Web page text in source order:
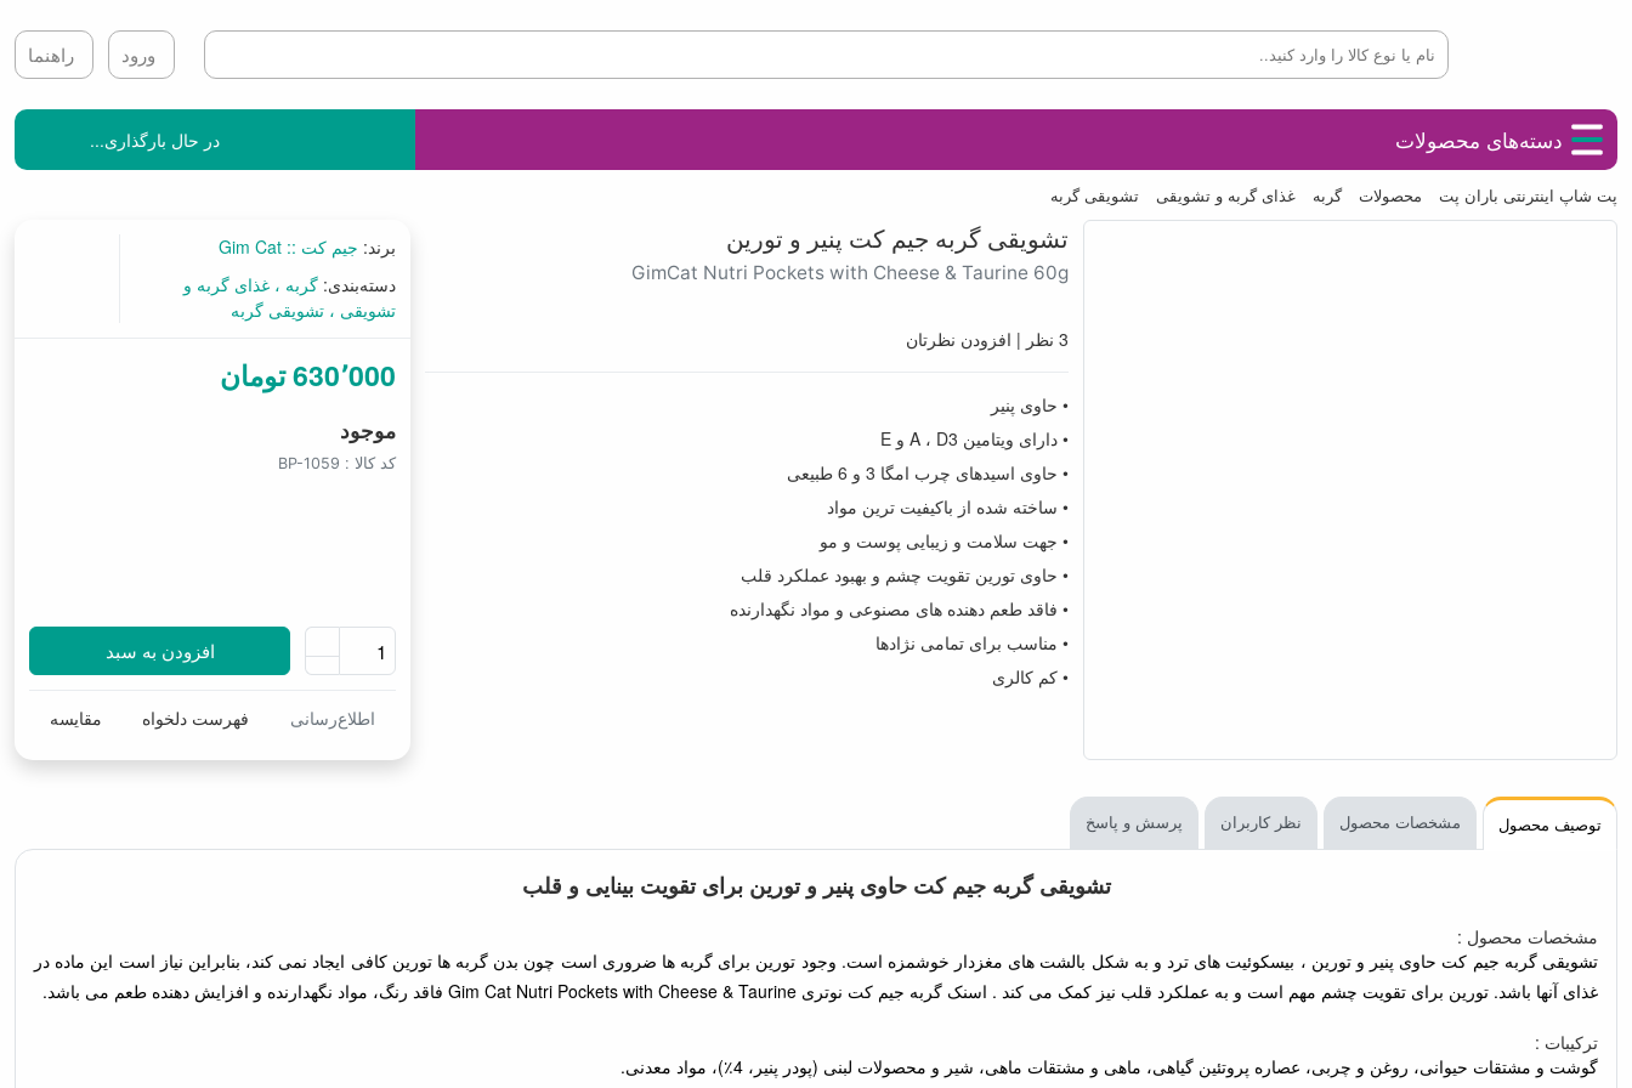
ورود راهنما
دسته‌های محصولات در حال بارگذاری...
پت شاپ اینترنتی باران پت محصولات گربه غذای گربه و تشویقی تشویقی گربه
تشویقی گربه جیم کت پنیر و تورین
GimCat Nutri Pockets with Cheese & Taurine 60g
3 نظر | افزودن نظرتان
• حاوی پنیر
• دارای ویتامین A ، D3 و E
• حاوی اسیدهای چرب امگا 3 و 6 طبیعی
• ساخته شده از باکیفیت ترین مواد
• جهت سلامت و زیبایی پوست و مو
• حاوی تورین تقویت چشم و بهبود عملکرد قلب
• فاقد طعم دهنده های مصنوعی و مواد نگهدارنده
• مناسب برای تمامی نژادها
• کم کالری
برند: جیم کت :: Gim Cat
دسته‌بندی:گربه
غذای گربه و
تشویقی
تشویقی گربه
630٬000 تومان
موجود
کد کالا : BP-1059
افزودن به سبد
اطلاع‌رسانی فهرست دلخواه مقایسه
توصیف محصول مشخصات محصول نظر کاربران پرسش و پاسخ
تشویقی گربه جیم کت حاوی پنیر و تورین برای تقویت بینایی و قلب
مشخصات محصول :
تشویقی گربه جیم کت حاوی پنیر و تورین ، بیسکوئیت های ترد و به شکل بالشت های مغزدار خوشمزه است. وجود تورین برای گربه ها ضروری است چون بدن گربه ها تورین کافی ایجاد نمی کند، بنابراین نیاز است این ماده در
غذای آنها باشد. تورین برای تقویت چشم مهم است و به عملکرد قلب نیز کمک می کند . اسنک گربه جیم کت نوتری Gim Cat Nutri Pockets with Cheese & Taurine فاقد رنگ، مواد نگهدارنده و افزایش دهنده طعم می باشد.
ترکیبات :
گوشت و مشتقات حیوانی، روغن و چربی، عصاره پروتئین گیاهی، ماهی و مشتقات ماهی، شیر و محصولات لبنی (پودر پنیر، 4٪)، مواد معدنی.